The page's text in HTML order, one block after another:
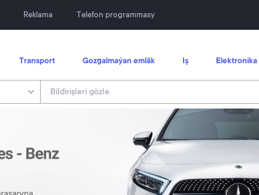
Reklama Telefon programmasy
Transport Gozgalmaýan emläk Iş Elektronika